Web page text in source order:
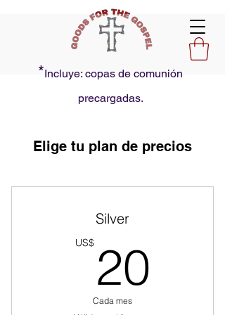
*Incluye: copas de comunión
precargadas.
Elige tu plan de precios
Silver
US$ 20
Cada mes